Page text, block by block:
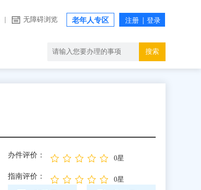
无障碍浏览 老年人专区
搜索
办件评价： 0星
指南评价： 0星